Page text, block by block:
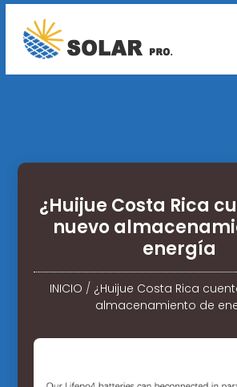
¿Huijue Costa Rica
nuevo
energía
INICIO / ¿Huijue Costa Rica
almacenamiento de